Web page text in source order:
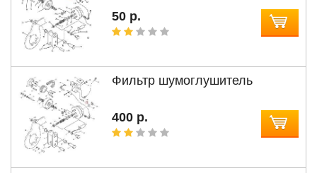
50 р.
Фильтр шумоглушитель
400 р.